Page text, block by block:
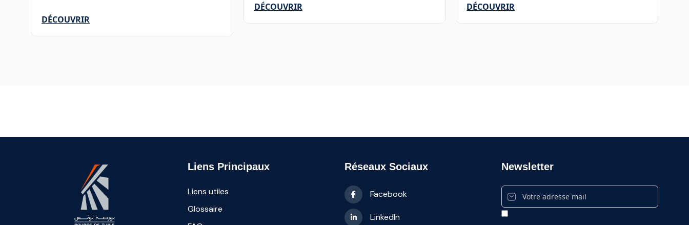
DÉCOUVRIR
DÉCOUVRIR DÉCOUVRIR
Liens Principaux
Liens utiles
Glossaire
Réseaux Sociaux
Facebook
LinkedIn
Newsletter